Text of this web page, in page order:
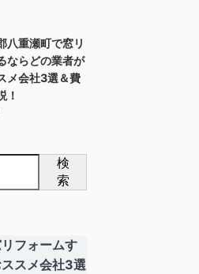
八重瀬町で窓リ
ならどの業者が
メ会社3選＆費
！
検
索
フォームす
スメ会社3選